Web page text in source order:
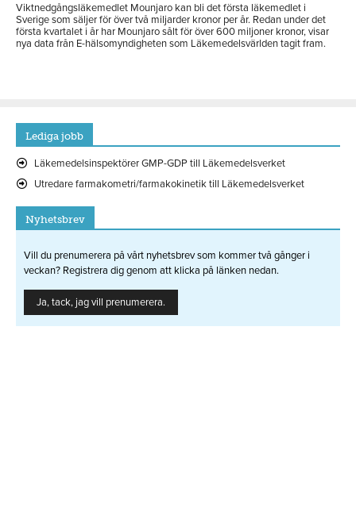
Viktnedgångsläkemedlet Mounjaro kan bli det första läkemedlet i
Sverige som säljer för över två miljarder kronor per år. Redan under det
första kvartalet i år har Mounjaro sålt för över 600 miljoner kronor, visar
nya data från E-hälsomyndigheten som Läkemedelsvärlden tagit fram.
Lediga jobb
Läkemedelsinspektörer GMP-GDP till Läkemedelsverket
Utredare farmakometri/farmakokinetik till Läkemedelsverket
Nyhetsbrev
Vill du prenumerera på vårt nyhetsbrev som kommer två gånger i
veckan? Registrera dig genom att klicka på länken nedan.
Ja, tack, jag vill prenumerera.